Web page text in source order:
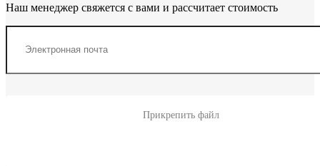
Наш менеджер свяжется с вами и рассчитает стоимость
Прикрепить файл